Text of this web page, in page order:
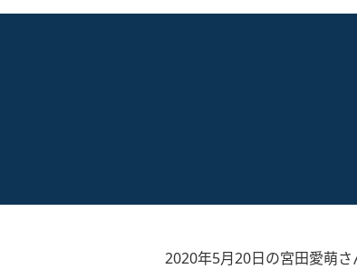
2020年5月20日の宮田愛萌